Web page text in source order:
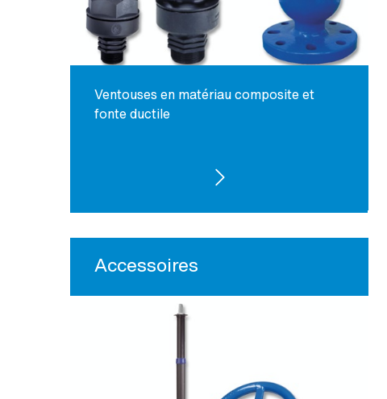
Ventouses en matériau composite et
fonte ductile
VOIR LES PRODUITS
Accessoires